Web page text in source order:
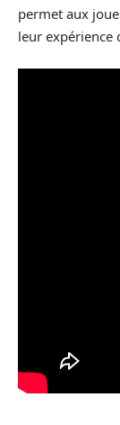
permet aux
leur expérience